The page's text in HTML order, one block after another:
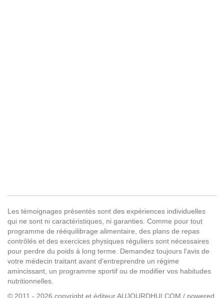
Les témoignages présentés sont des expériences individuelles
qui ne sont ni caractéristiques, ni garanties. Comme pour tout
programme de rééquilibrage alimentaire, des plans de repas
contrôlés et des exercices physiques réguliers sont nécessaires
pour perdre du poids à long terme. Demandez toujours l'avis de
votre médecin traitant avant d'entreprendre un régime
amincissant, un programme sportif ou de modifier vos habitudes
nutritionnelles.
© 2011 - 2026 copyright et éditeur AUJOURDHUI.COM / powered